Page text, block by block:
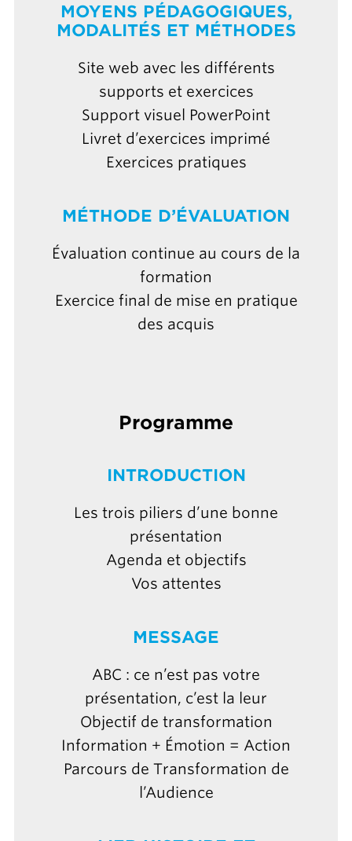
MOYENS PÉDAGOGIQUES,
MODALITÉS ET MÉTHODES
Site web avec les différents
supports et exercices
Support visuel PowerPoint
Livret d’exercices imprimé
Exercices pratiques
MÉTHODE D’ÉVALUATION
Évaluation continue au cours de la
formation
Exercice final de mise en pratique
des acquis
Programme
INTRODUCTION
Les trois piliers d’une bonne
présentation
Agenda et objectifs
Vos attentes
MESSAGE
ABC : ce n’est pas votre
présentation, c’est la leur
Objectif de transformation
Information + Émotion = Action
Parcours de Transformation de
l’Audience